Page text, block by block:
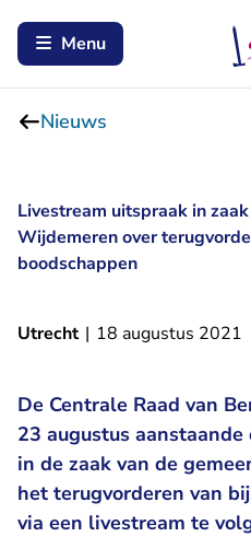
Menu
Nieuws
Livestream uitspraak in
Wijdemeren over
boodschappen
Utrecht | 18 augustus 2021
De Centrale Raad van
23 augustus
in de zaak van de
het terugvorderen van
via een livestream te